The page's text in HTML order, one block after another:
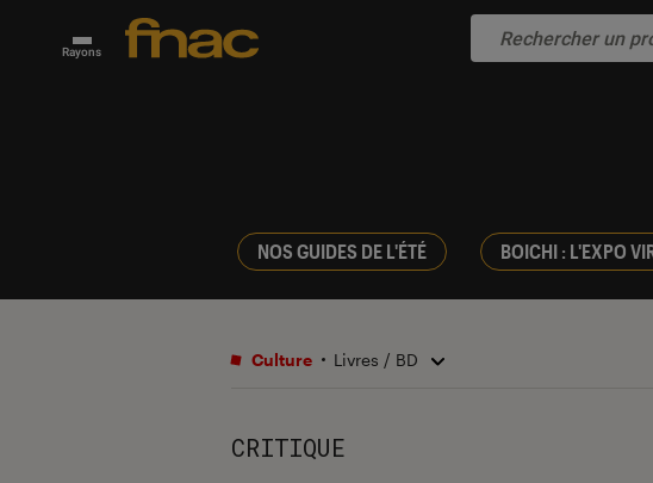
Rayons
NOS GUIDES DE L'ÉTÉ BOICHI : L'EXPO
Culture Livres / BD
CRITIQUE